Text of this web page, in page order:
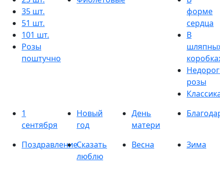
35 шт.
51 шт.
101 шт.
Розы
поштучно
форме
сердца
В
розы
1
сентября
Новый
год
День
матери
ПоздравлениеСказать
люблю
Весна Зима